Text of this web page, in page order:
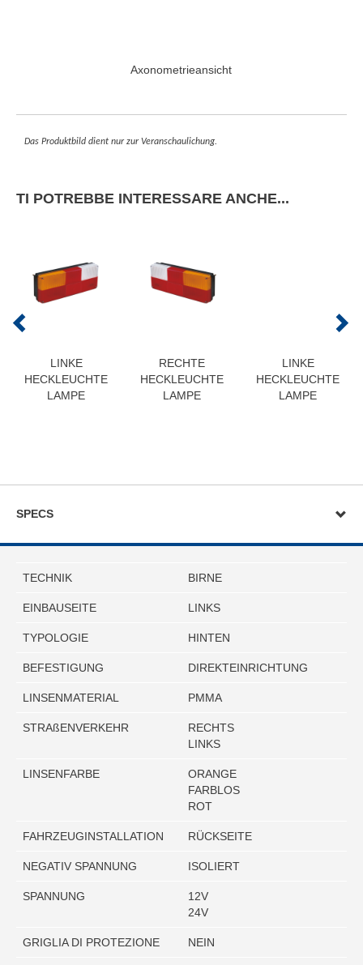
Axonometrieansicht
Das Produktbild dient nur zur Veranschaulichung.
TI POTREBBE INTERESSARE ANCHE...
LINKE
HECKLEUCHTE
LAMPE
RECHTE
HECKLEUCHTE
LAMPE
LINKE
HECKLEUCHTE
LAMPE
SPECS
TECHNIK BIRNE
EINBAUSEITE LINKS
TYPOLOGIE HINTEN
BEFESTIGUNG DIREKTEINRICHTUNG
LINSENMATERIAL PMMA
STRAßENVERKEHR
RECHTS
LINKS
LINSENFARBE
ORANGE
FARBLOS
ROT
FAHRZEUGINSTALLATION RÜCKSEITE
NEGATIV SPANNUNG ISOLIERT
SPANNUNG
12V
24V
GRIGLIA DI PROTEZIONE NEIN